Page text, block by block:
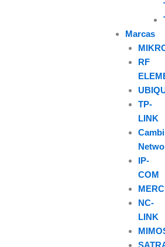
Marcas
RF
TP-
LINK
IP-
COM
NC-
LINK